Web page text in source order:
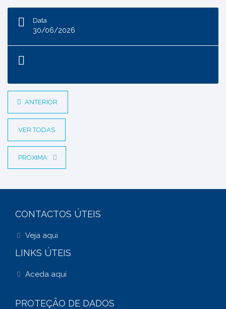
Data
30/06/2026
ANTERIOR
VER TODAS
PRÓXIMA
CONTACTOS ÚTEIS
Veja aqui
LINKS ÚTEIS
Aceda aqui
PROTEÇÃO DE DADOS